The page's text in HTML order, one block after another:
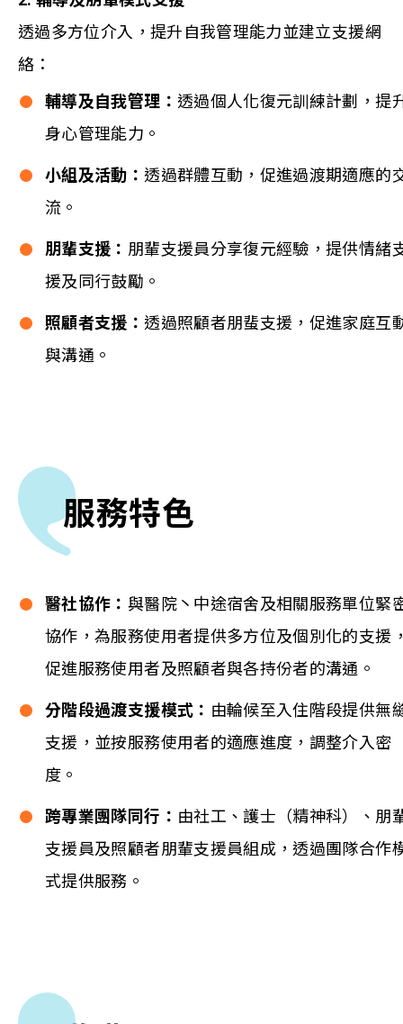
透過多方位介入，提升自我管理能力並建立支援網
絡：
輔導及自我管理： 透過個人化復元訓練計劃，提
身心管理能力。
小組及活動： 透過群體互動，促進過渡期適應的
流。
朋輩支援： 朋輩支援員分享復元經驗，提供情緒
援及同行鼓勵。
照顧者支援： 透過照顧者朋蜚支援，促進家庭互
與溝通。
服務特色
醫社協作： 與醫院丶中途宿舍及相關服務單位緊
協作，為服務使用者提供多方位及個別化的支援
促進服務使用者及照顧者與各持份者的溝通。
分階段過渡支援模式： 由輪候至入住階段提供無
支援，並按服務使用者的適應進度，調整介入密
度。
跨專業團隊同行： 由社工、護士（精神科）、朋
支援員及照顧者朋輩支援員組成，透過團隊合作
式提供服務。